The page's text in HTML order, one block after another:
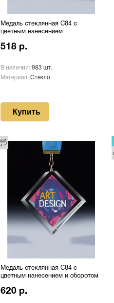
Медаль стеклянная C84 с
цветным нанесением
518 р.
В наличии: 983 шт.
Материал: Стекло
Купить
Медаль стеклянная C84 с
цветным нанесением и оборотом
620 р.